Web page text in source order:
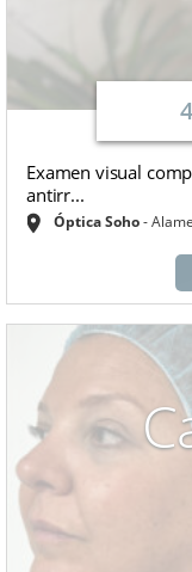
Examen visual
antirr...
Óptica Soho